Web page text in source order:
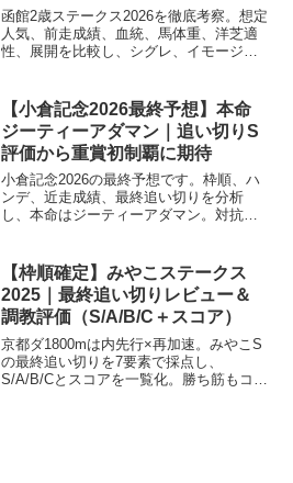
函館2歳ステークス2026を徹底考察。想定
人気、前走成績、血統、馬体重、洋芝適
性、展開を比較し、シグレ、イモージェ
【小倉記念2026最終予想】本命
ジーティーアダマン｜追い切りS
評価から重賞初制覇に期待
小倉記念2026の最終予想です。枠順、ハ
ンデ、近走成績、最終追い切りを分析
し、本命はジーティーアダマン。対抗ガ
買い目を紹介します。
【枠順確定】みやこステークス
2025｜最終追い切りレビュー＆
調教評価（S/A/B/C＋スコア）
京都ダ1800mは内先行×再加速。みやこS
の最終追い切りを7要素で採点し、
S/A/B/Cとスコアを一覧化。勝ち筋もコン